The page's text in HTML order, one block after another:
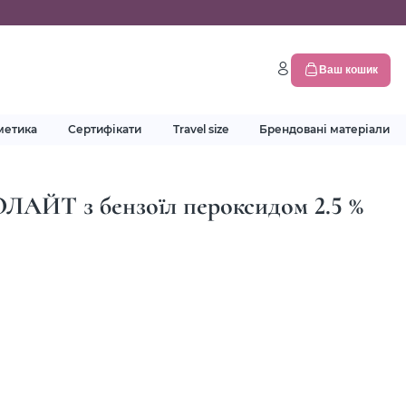
Ваш кошик
Сертифікати Travel size Брендовані матеріали
з бензоїл пероксидом 2.5 %